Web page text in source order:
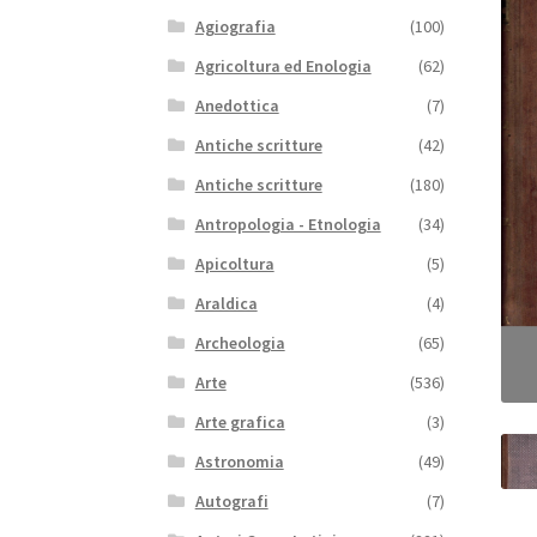
Agiografia
(100)
Agricoltura ed Enologia
(62)
Anedottica
(7)
Antiche scritture
(42)
Antiche scritture
(180)
Antropologia - Etnologia
(34)
Apicoltura
(5)
Araldica
(4)
Archeologia
(65)
Arte
(536)
Arte grafica
(3)
Astronomia
(49)
Autografi
(7)